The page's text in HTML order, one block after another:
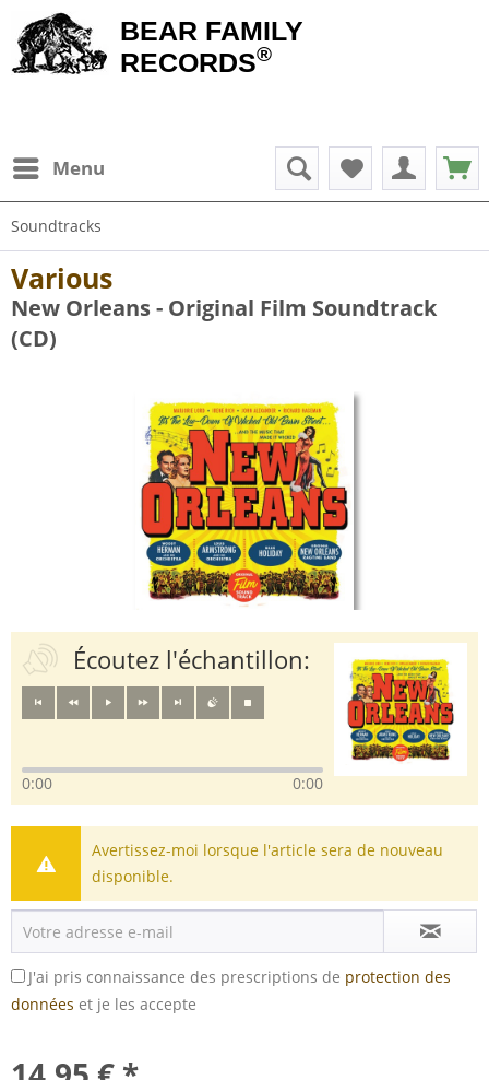
BEAR FAMILY
RECORDS®
Menu
Soundtracks
Various
New Orleans - Original Film Soundtrack
(CD)
Écoutez l'échantillon:
0:00 0:00
Avertissez-moi lorsque l'article sera de nouveau
disponible.
J'ai pris connaissance des prescriptions de protection des
données et je les accepte